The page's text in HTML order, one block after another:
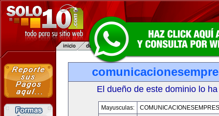
El dueño de este dominio lo
Mayusculas: